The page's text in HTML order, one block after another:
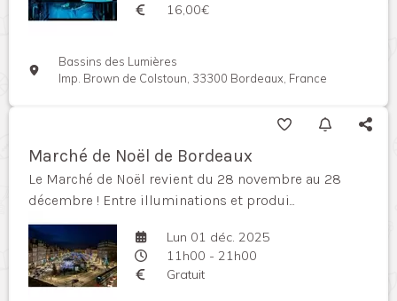
16,00€
Bassins des Lumières
Imp. Brown de Colstoun, 33300 Bordeaux, France
Marché de Noël de Bordeaux
Le Marché de Noël revient du 28 novembre au 28
décembre ! Entre illuminations et produi...
Lun 01 déc. 2025
11h00 - 21h00
Gratuit